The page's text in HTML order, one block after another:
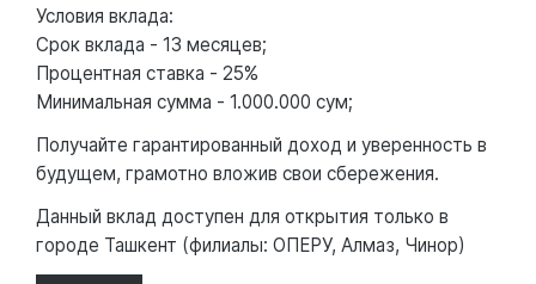
Условия вклада:
Срок вклада - 13 месяцев;
Процентная ставка - 25%
Минимальная сумма - 1.000.000 сум;
Получайте гарантированный доход и уверенность в
будущем, грамотно вложив свои сбережения.
Данный вклад доступен для открытия только в
городе Ташкент (филиалы: ОПЕРУ, Алмаз, Чинор)